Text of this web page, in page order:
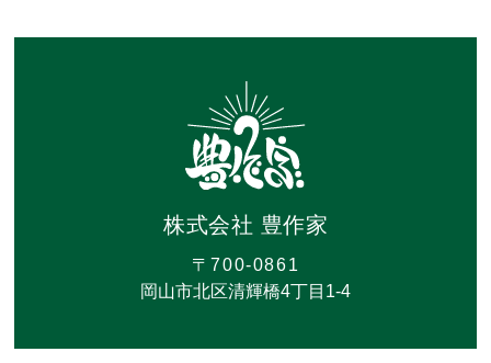
株式会社 豊作家
〒700-0861
岡山市北区清輝橋4丁目1-4